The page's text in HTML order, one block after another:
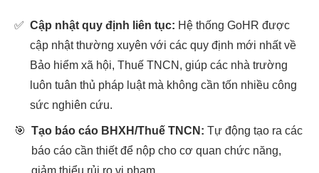
✅ Cập nhật quy định liên tục: Hệ thống GoHR được
cập nhật thường xuyên với các quy định mới nhất về
Bảo hiểm xã hội, Thuế TNCN, giúp các nhà trường
luôn tuân thủ pháp luật mà không cần tốn nhiều công
sức nghiên cứu.
🎯 Tạo báo cáo BHXH/Thuế TNCN: Tự động tạo ra các
báo cáo cần thiết để nộp cho cơ quan chức năng,
giảm thiểu rủi ro vi phạm.